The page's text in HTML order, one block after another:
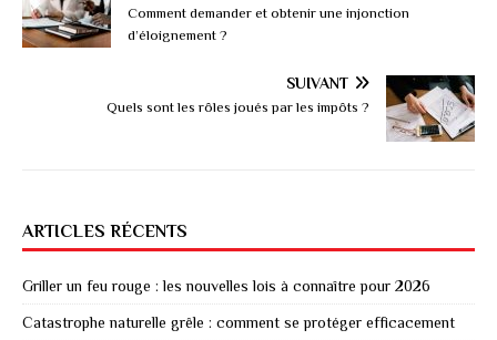
Comment demander et obtenir une injonction
d’éloignement ?
SUIVANT
Quels sont les rôles joués par les impôts ?
ARTICLES RÉCENTS
Griller un feu rouge : les nouvelles lois à connaître pour 2026
Catastrophe naturelle grêle : comment se protéger efficacement